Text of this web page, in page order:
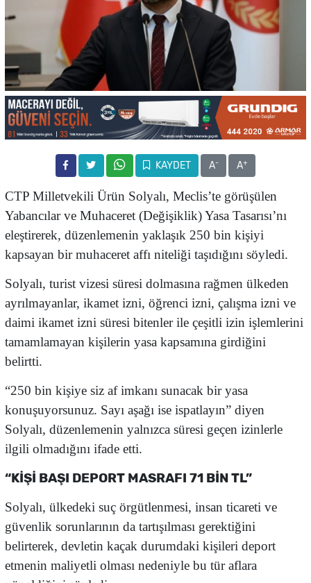
KAYDET A- A+
CTP Milletvekili Ürün Solyalı, Meclis’te görüşülen
Yabancılar ve Muhaceret (Değişiklik) Yasa Tasarısı’nı
eleştirerek, düzenlemenin yaklaşık 250 bin kişiyi
kapsayan bir muhaceret affı niteliği taşıdığını söyledi.
Solyalı, turist vizesi süresi dolmasına rağmen ülkeden
ayrılmayanlar, ikamet izni, öğrenci izni, çalışma izni ve
daimi ikamet izni süresi bitenler ile çeşitli izin işlemlerini
tamamlamayan kişilerin yasa kapsamına girdiğini
belirtti.
“250 bin kişiye siz af imkanı sunacak bir yasa
konuşuyorsunuz. Sayı aşağı ise ispatlayın” diyen
Solyalı, düzenlemenin yalnızca süresi geçen izinlerle
ilgili olmadığını ifade etti.
“KİŞİ BAŞI DEPORT MASRAFI 71 BİN TL”
Solyalı, ülkedeki suç örgütlenmesi, insan ticareti ve
güvenlik sorunlarının da tartışılması gerektiğini
belirterek, devletin kaçak durumdaki kişileri deport
etmenin maliyetli olması nedeniyle bu tür aflara